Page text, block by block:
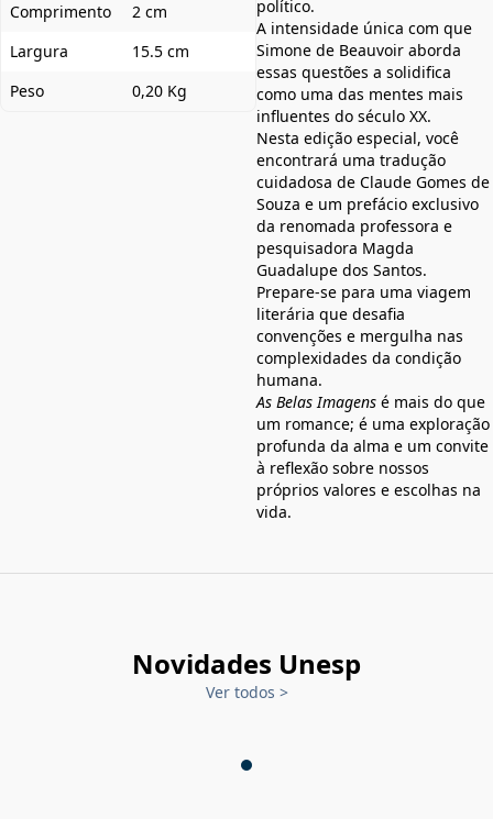
Comprimento
2 cm
Largura
15.5 cm
Peso
0,20 Kg
político.
A intensidade única com que
Simone de Beauvoir aborda
essas questões a solidifica
como uma das mentes mais
influentes do século XX.
Nesta edição especial, você
encontrará uma tradução
cuidadosa de Claude Gomes de
Souza e um prefácio exclusivo
da renomada professora e
pesquisadora Magda
Guadalupe dos Santos.
Prepare-se para uma viagem
literária que desafia
convenções e mergulha nas
complexidades da condição
humana.
As Belas Imagens é mais do que
um romance; é uma exploração
profunda da alma e um convite
à reflexão sobre nossos
próprios valores e escolhas na
vida.
Novidades Unesp
Ver todos >